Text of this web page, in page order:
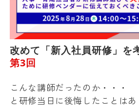
改めて「新入社員研修」を
第3回
こんな講師だったのか・・・
と研修当日に後悔したことは